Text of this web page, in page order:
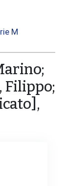
M
Filippo;